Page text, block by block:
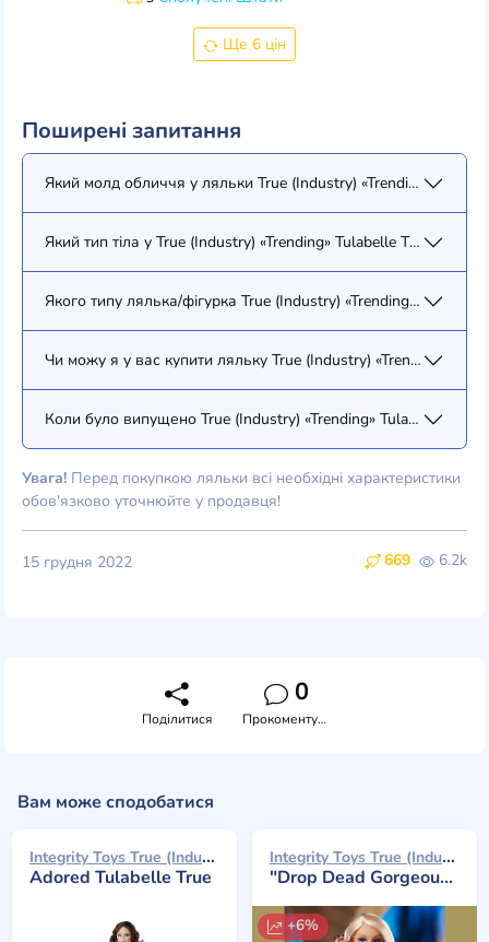
Ще 6 цін
Поширені запитання
Який молд обличчя у ляльки True (Industry) «Trending»
Який тип тіла у True (Industry) «Trending» Tulabelle True
Якого типу лялька/фігурка True (Industry) «Trending» Tulabelle
Чи можу я у вас купити ляльку True (Industry) «Trending»
Коли було випущено True (Industry) «Trending» Tulabelle True
Увага! Перед покупкою ляльки всі необхідні характеристики
обов'язково уточнюйте у продавця!
669 6.2k
15 грудня 2022
Поділитися
0
Прокоментувати
Вам може сподобатися
Integrity Toys True (Industry) 2024
Adored Tulabelle True
Integrity Toys True (Industry) 2024
"Drop Dead Gorgeous" Tulabelle True (Convention Exclusive)
+6%